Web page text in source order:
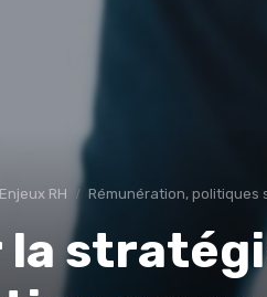
RH Rémunération, politiques